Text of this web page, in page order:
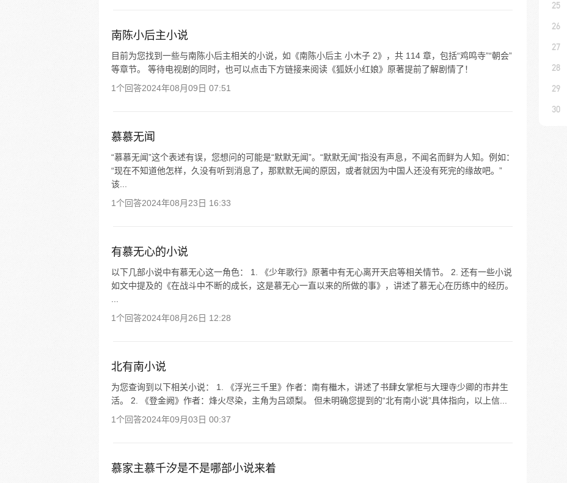
南陈小后主小说
目前为您找到一些与南陈小后主相关的小说，如《南陈小后主 小木子 2》，共 114 章，包括“鸡鸣寺”“朝会”
等章节。 等待电视剧的同时，也可以点击下方链接来阅读《狐妖小红娘》原著提前了解剧情了！
1个回答2024年08月09日 07:51
慕慕无闻
“慕慕无闻”这个表述有误，您想问的可能是“默默无闻”。“默默无闻”指没有声息，不闻名而鲜为人知。例如：
“现在不知道他怎样，久没有听到消息了，那默默无闻的原因，或者就因为中国人还没有死完的缘故吧。”
该...
1个回答2024年08月23日 16:33
有慕无心的小说
以下几部小说中有慕无心这一角色： 1. 《少年歌行》原著中有无心离开天启等相关情节。 2. 还有一些小说
如文中提及的《在战斗中不断的成长，这是慕无心一直以来的所做的事》，讲述了慕无心在历练中的经历。
1个回答2024年08月26日 12:28
北有南小说
为您查询到以下相关小说： 1. 《浮光三千里》作者：南有檵木，讲述了书肆女掌柜与大理寺少卿的市井生
活。 2. 《登金阙》作者：烽火尽染，主角为吕颂梨。 但未明确您提到的“北有南小说”具体指向，以上信...
1个回答2024年09月03日 00:37
慕家主慕千汐是不是哪部小说来着
25
26
27
28
29
30